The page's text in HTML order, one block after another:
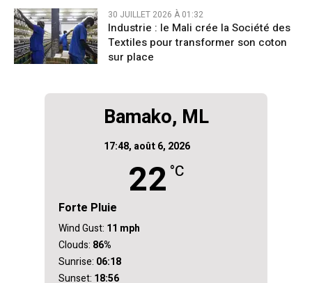
30 JUILLET 2026 À 01:32
Industrie : le Mali crée la Société des
Textiles pour transformer son coton
sur place
Bamako, ML
17:48, août 6, 2026
22°C
Forte Pluie
Wind Gust: 11 mph
Clouds: 86%
Sunrise: 06:18
Sunset: 18:56